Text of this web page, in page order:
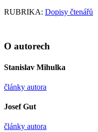
RUBRIKA: Dopisy čtenářů
O autorech
Stanislav Mihulka
články autora
Josef Gut
články autora